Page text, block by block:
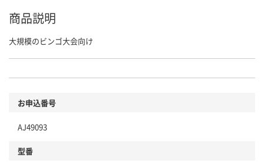
商品説明
大規模のビンゴ大会向け
お申込番号
AJ49093
型番